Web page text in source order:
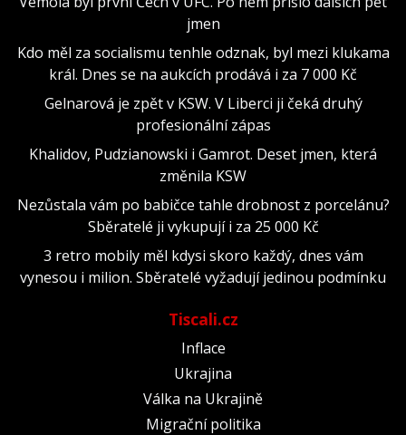
jmen
Kdo měl za socialismu tenhle odznak, byl mezi klukama
král. Dnes se na aukcích prodává i za 7 000 Kč
Gelnarová je zpět v KSW. V Liberci ji čeká druhý
profesionální zápas
Khalidov, Pudzianowski i Gamrot. Deset jmen, která
změnila KSW
Nezůstala vám po babičce tahle drobnost z porcelánu?
Sběratelé ji vykupují i za 25 000 Kč
3 retro mobily měl kdysi skoro každý, dnes vám
vynesou i milion. Sběratelé vyžadují jedinou podmínku
Tiscali.cz
Inflace
Ukrajina
Válka na Ukrajině
Migrační politika